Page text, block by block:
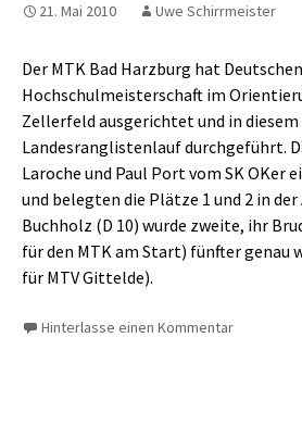
21. Mai 2010 Uwe Schirrmeister
Der MTK Bad Harzburg hat Deutschen
Hochschulmeisterschaft im
Zellerfeld ausgerichtet und in diesem
Landesranglistenlauf durchgeführt.
Laroche und Paul Port vom SK OKer
und belegten die Plätze 1 und 2 in
Buchholz (D 10) wurde zweite, ihr
für den MTK am Start) fünfter genau
für MTV Gittelde).
Hinterlasse einen Kommentar